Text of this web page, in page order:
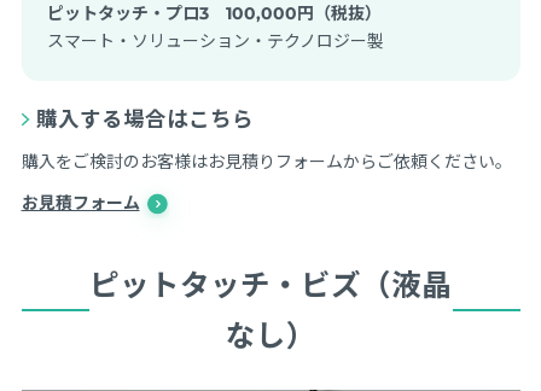
ピットタッチ・プロ3 100,000円（税抜）
スマート・ソリューション・テクノロジー製
購入する場合はこちら
購入をご検討のお客様はお見積りフォームからご依頼ください。
お見積フォーム
ピットタッチ・ビズ（液晶
なし）